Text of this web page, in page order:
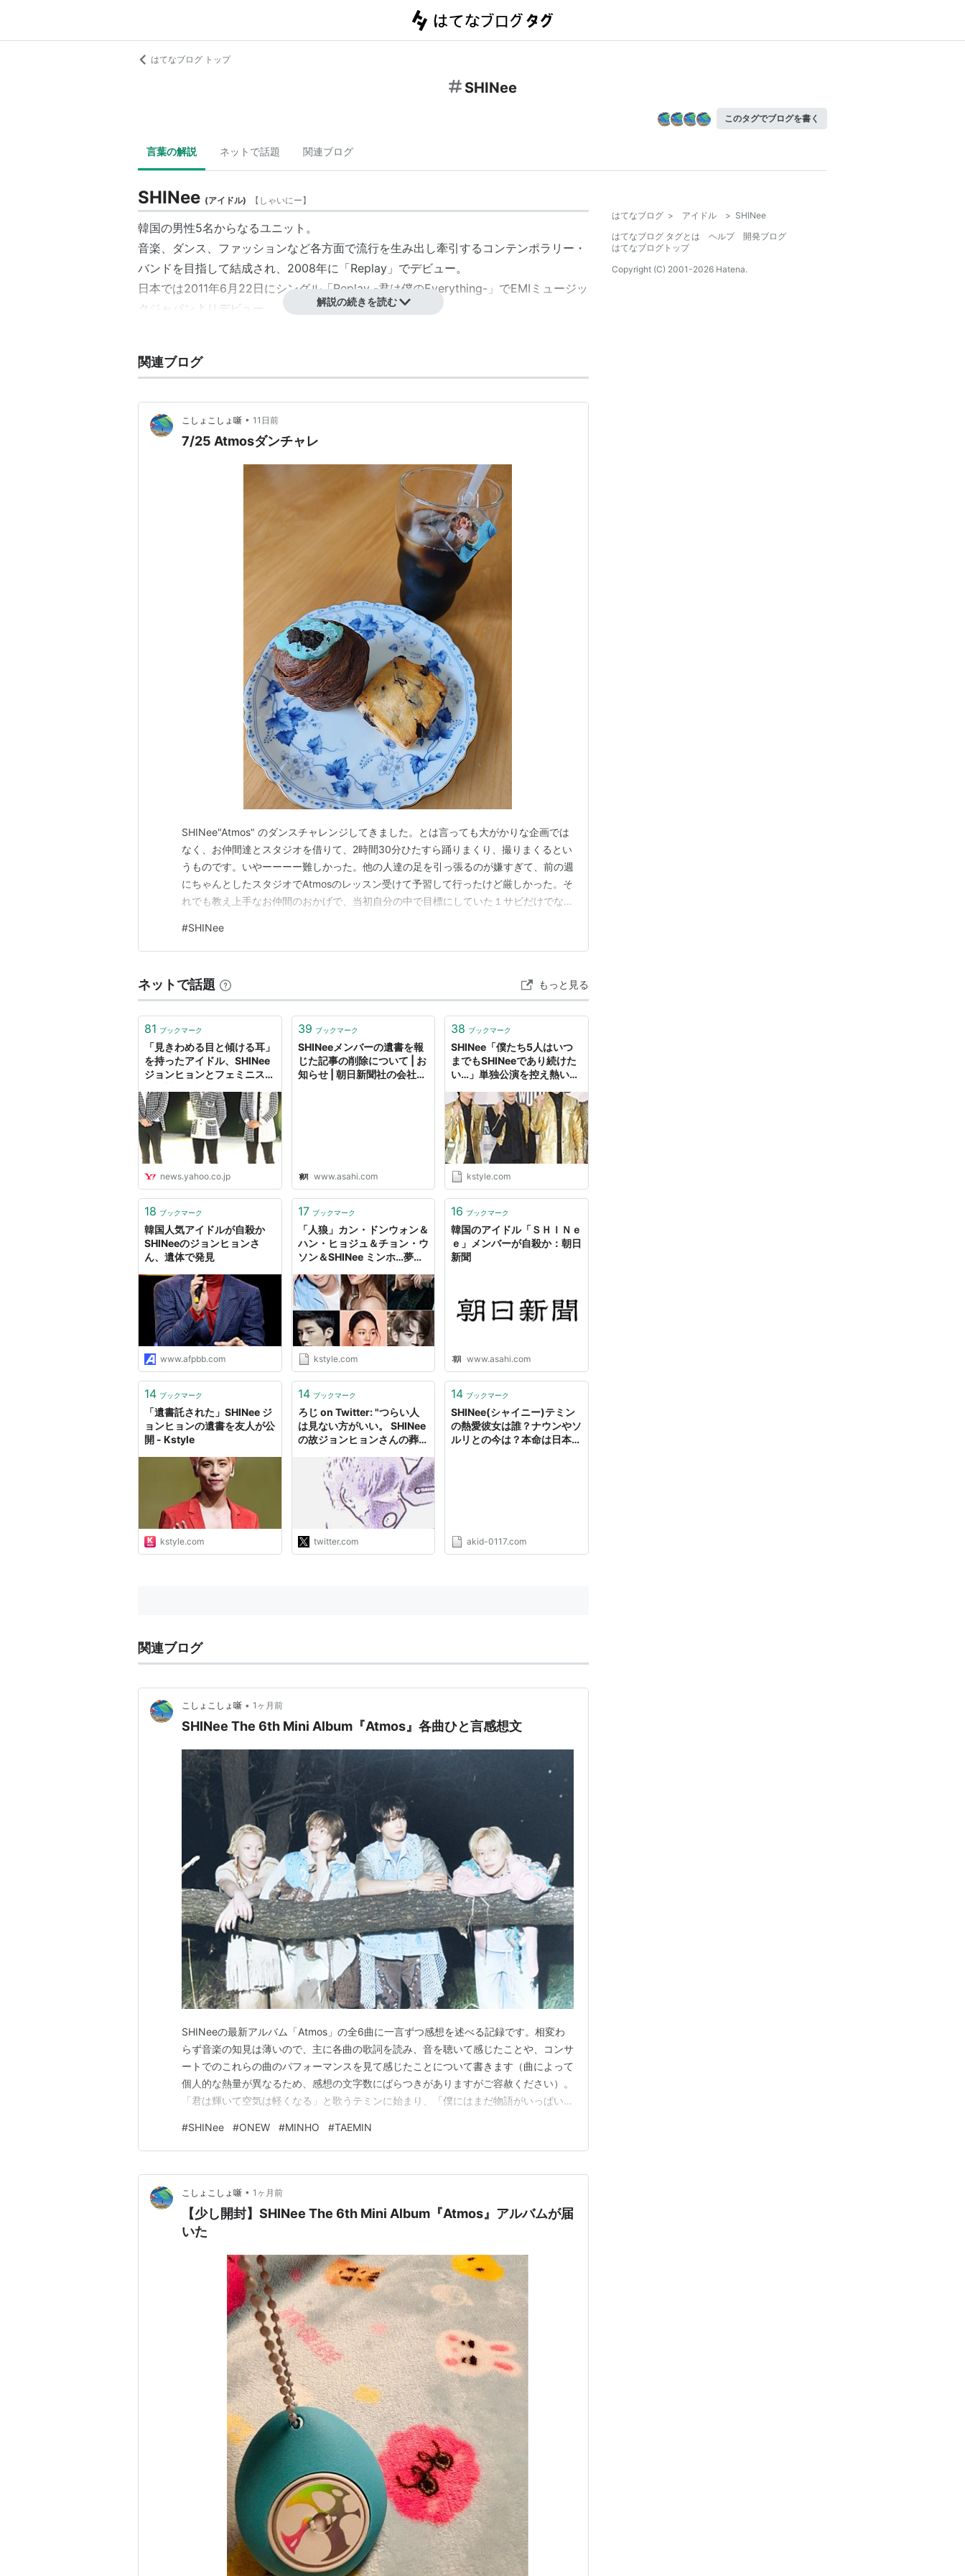
はてなブログ トップ
SHINee
このタグでブログを書く
言葉の解説 ネットで話題 関連ブログ
SHINee (アイドル) 【 しゃいにー】
韓国の男性5名からなるユニット。
音楽、ダンス、ファッションなど各方面で流行を生み出し牽引するコンテンポラリー・
バンドを目指して結成され、2008年に「Replay」でデビュー。
日本では2011年6月22日にシングル「Replay -君は僕のEverything-」でEMIミュージッ
クジャパンよりデビュー。
2010年には、ビートルズを輩出した英レコード会社「EMIグループ」と全世界契約を締
タジオ」(ビートルズがほとんどの楽曲をレコーディングした場所)でスペシャルライブ
を開催して約1000人を動員した。
JULIETTE(Type B)(初回生産限定盤)(DVD付)
EMI Records Japan
この商品を含むブログ (2件) を見る
解説の続きを読む
関連ブログ
こしょこしょ噺 • 11日前
7/25 Atmosダンチャレ
SHINee"Atmos" のダンスチャレンジしてきました。とは言っても大がかりな企画では
なく、お仲間達とスタジオを借りて、2時間30分ひたすら踊りまくり、撮りまくるとい
うものです。いやーーーー難しかった。他の人達の足を引っ張るのが嫌すぎて、前の週
にちゃんとしたスタジオでAtmosのレッスン受けて予習して行ったけど厳しかった。そ
れでも教え上手なお仲間のおかげで、当初自分の中で目標にしていた１サビだけでな
動画を旦那氏に見せたところ、「〇〇（私）は音取りも動きも正確だけどKPOPのダン
スに見えない。なんでだろう」という率…
#SHINee
ネットで話題 もっと見る
81 ブックマーク
「見きわめる目と傾ける耳」
を持ったアイドル、SHINee
ジョンヒョンとフェミニスト
パート - Yahoo!ニュース
news.yahoo.co.jp
39 ブックマーク
SHINeeメンバーの遺書を報
じた記事の削除について | お
知らせ | 朝日新聞社の会社案
www.asahi.com
38 ブックマーク
SHINee「僕たち5人はいつ
までもSHINeeであり続けた
い…」単独公演を控え熱い抱
kstyle.com
18 ブックマーク
韓国人気アイドルが自殺か
SHINeeのジョンヒョンさ
ん、遺体で発見
www.afpbb.com
17 ブックマーク
「人狼」カン・ドンウォン＆
ハン・ヒョジュ＆チョン・ウ
ソン＆SHINee ミンホ…夢の
Kstyle
kstyle.com
16 ブックマーク
韓国のアイドル「ＳＨＩＮｅ
ｅ」メンバーが自殺か：朝日
新聞
www.asahi.com
14 ブックマーク
「遺書託された」SHINee ジ
ョンヒョンの遺書を友人が公
開 - Kstyle
kstyle.com
14 ブックマーク
ろじ on Twitter: "つらい人
は見ない方がいい。 SHINee
の故ジョンヒョンさんの葬儀
プされているが、そこに連な
る日本語のコメントが酷い。
多くの人が悲しんでいる中
で、死を悼むどころか差別的
で悪意に満ちた言葉を世界に
発信する…
https://t.co/MoJ9qpaiIq"
twitter.com
14 ブックマーク
SHINee(シャイニー)テミン
の熱愛彼女は誰？ナウンやソ
ルリとの今は？本命は日本人
akid-0117.com
関連ブログ
こしょこしょ噺 • 1ヶ月前
SHINee The 6th Mini Album『Atmos』各曲ひと言感想文
SHINeeの最新アルバム「Atmos」の全6曲に一言ずつ感想を述べる記録です。相変わ
らず音楽の知見は薄いので、主に各曲の歌詞を読み、音を聴いて感じたことや、コンサ
ートでのこれらの曲のパフォーマンスを見て感じたことについて書きます（曲によって
個人的な熱量が異なるため、感想の文字数にばらつきがありますがご容赦ください）。
「君は輝いて空気は軽くなる」と歌うテミンに始まり、「僕にはまだ物語がいっぱい」
です。メンバーそれぞれがソロとして忙しく活動する合間をぬって、3年分のコンサー
トのお約束付きでカムバックしてくれたことへ…
#SHINee #ONEW #MINHO #TAEMIN
こしょこしょ噺 • 1ヶ月前
【少し開封】SHINee The 6th Mini Album『Atmos』アルバムが届
いた
はてなブログ > アイドル > SHINee
はてなブログ タグとは
ヘルプ
開発ブログ
はてなブログトップ
Copyright (C) 2001-2026 Hatena.